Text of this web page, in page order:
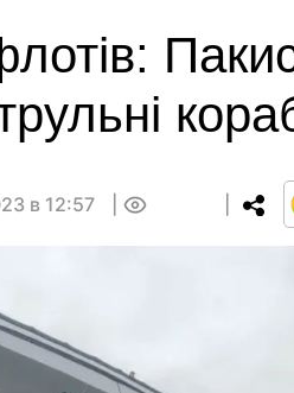
в 12:57